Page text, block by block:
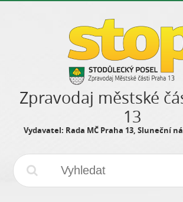
Zpravodaj městské
13
Vydavatel: Rada MČ Praha 13, Sluneční